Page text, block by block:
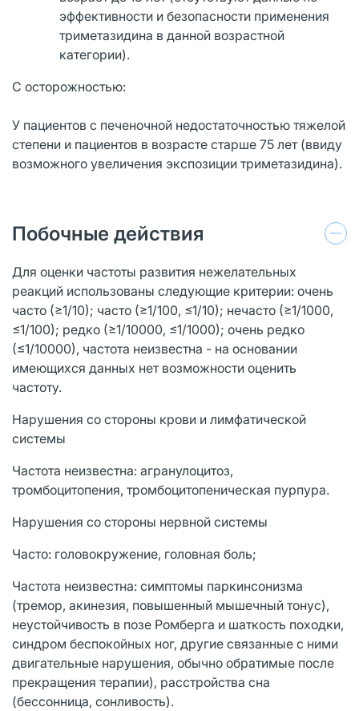
эффективности и безопасности применения
триметазидина в данной возрастной
категории).
С осторожностью:
У пациентов с печеночной недостаточностью тяжелой
степени и пациентов в возрасте старше 75 лет (ввиду
возможного увеличения экспозиции триметазидина).
Побочные действия
Для оценки частоты развития нежелательных
реакций использованы следующие критерии: очень
часто (≥1/10); часто (≥1/100, ≤1/10); нечасто (≥1/1000,
≤1/100); редко (≥1/10000, ≤1/1000); очень редко
(≤1/10000), частота неизвестна - на основании
имеющихся данных нет возможности оценить
частоту.
Нарушения со стороны крови и лимфатической
системы
Частота неизвестна: агранулоцитоз,
тромбоцитопения, тромбоцитопеническая пурпура.
Нарушения со стороны нервной системы
Часто: головокружение, головная боль;
Частота неизвестна: симптомы паркинсонизма
(тремор, акинезия, повышенный мышечный тонус),
неустойчивость в позе Ромберга и шаткость походки,
синдром беспокойных ног, другие связанные с ними
двигательные нарушения, обычно обратимые после
прекращения терапии), расстройства сна
(бессонница, сонливость).